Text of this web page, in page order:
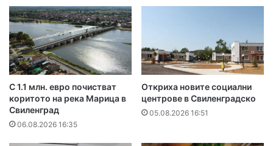
С 1.1 млн. евро почистват
коритото на река Марица в
Свиленград
06.08.2026 16:35
Откриха новите социални
центрове в Свиленградско
05.08.2026 16:51